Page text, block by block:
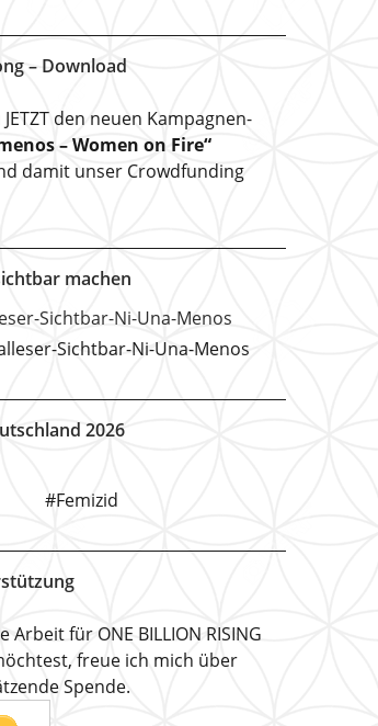
– Download
den neuen Kampagnen-
– Women on Fire“
damit unser Crowdfunding
machen
Sichtbar-Ni-Una-Menos
2026
#Femizid
Arbeit für ONE BILLION RISING
freue ich mich über
Spende.